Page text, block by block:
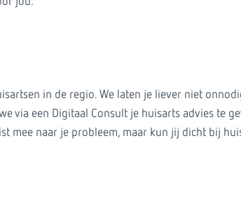
in de regio. We laten je liever niet
via een Digitaal Consult je huisarts advies te
mee naar je probleem, maar kun jij dicht bij